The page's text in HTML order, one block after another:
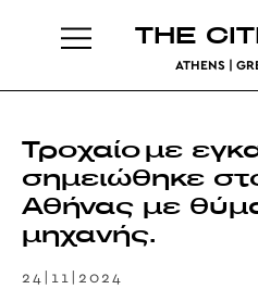
THE
ATHENS |
Τροχαίο με
σημειώθηκε
Αθήνας με
μηχανής.
24|11|2024